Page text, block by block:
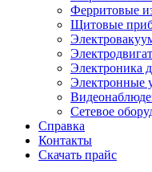
Ферритовые
Щитовые
Электроника
Электронные
Сетевое
Справка
Контакты
Скачать прайс